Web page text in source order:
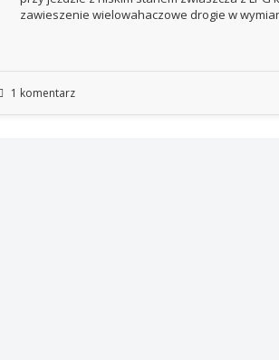
zawieszenie wielowahaczowe drogie w
1 komentarz